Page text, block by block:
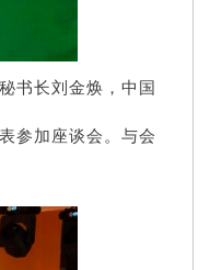
书长刘金焕，中国
参加座谈会。与会